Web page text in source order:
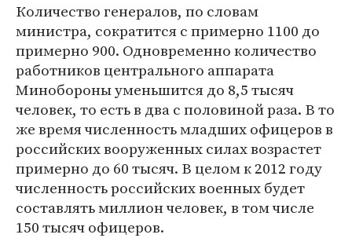
Количество генералов, по словам
министра, сократится с примерно 1100 до
примерно 900. Одновременно количество
работников центрального аппарата
Минобороны уменьшится до 8,5 тысяч
человек, то есть в два с половиной раза. В то
же время численность младших офицеров в
российских вооруженных силах возрастет
примерно до 60 тысяч. В целом к 2012 году
численность российских военных будет
составлять миллион человек, в том числе
150 тысяч офицеров.